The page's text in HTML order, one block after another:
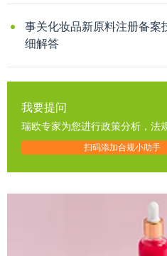
事关化妆品新原料注册备案
细解答
我要提问
瑞欧专家为您进行政策分析，法
扫码添加合规小助手